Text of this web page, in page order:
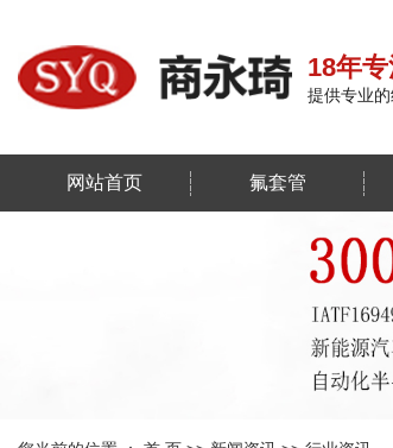
18年
提供专业
网站首页 氟套管